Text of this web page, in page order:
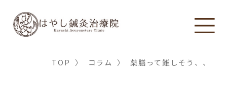
TOP 〉 コラム 〉 薬膳って難しそう、、